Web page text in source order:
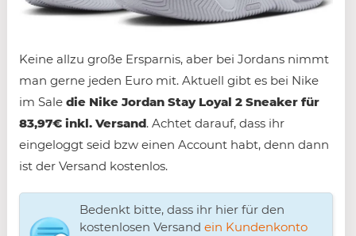
Keine allzu große Ersparnis, aber bei Jordans nimmt
man gerne jeden Euro mit. Aktuell gibt es bei Nike
im Sale die Nike Jordan Stay Loyal 2 Sneaker für
83,97€ inkl. Versand. Achtet darauf, dass ihr
eingeloggt seid bzw einen Account habt, denn dann
ist der Versand kostenlos.
Bedenkt bitte, dass ihr hier für den
kostenlosen Versand ein Kundenkonto